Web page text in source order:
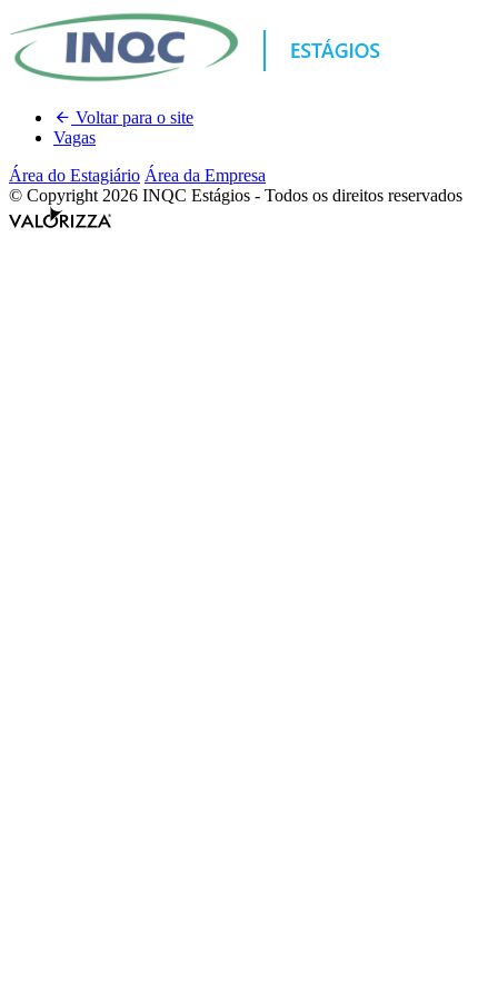
Voltar para o site
Vagas
Área do Estagiário Área da Empresa
© Copyright 2026 INQC Estágios - Todos os direitos reservados
Valorizza
Desenvolvimento